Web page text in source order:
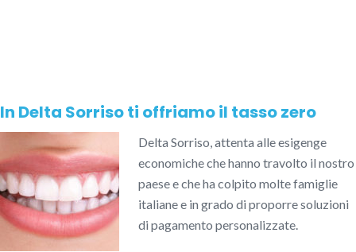
In Delta Sorriso ti offriamo il tasso zero
Delta Sorriso , attenta alle esigenge
economiche che hanno travolto il nostro
paese e che ha colpito molte famiglie
italiane e in grado di proporre soluzioni
di pagamento personalizzate.